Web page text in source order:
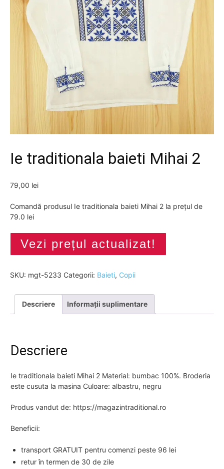
Ie traditionala baieti Mihai 2
79,00 lei
Comandă produsul Ie traditionala baieti Mihai 2 la prețul de
79.0 lei
Vezi prețul actualizat!
SKU: mgt-5233 Categorii: Baieti, Copii
Descriere Informații suplimentare
Descriere
Ie traditionala baieti Mihai 2 Material: bumbac 100%. Broderia
este cusuta la masina Culoare: albastru, negru
Produs vandut de: https://magazintraditional.ro
Beneficii:
transport GRATUIT pentru comenzi peste 96 lei
retur în termen de 30 de zile